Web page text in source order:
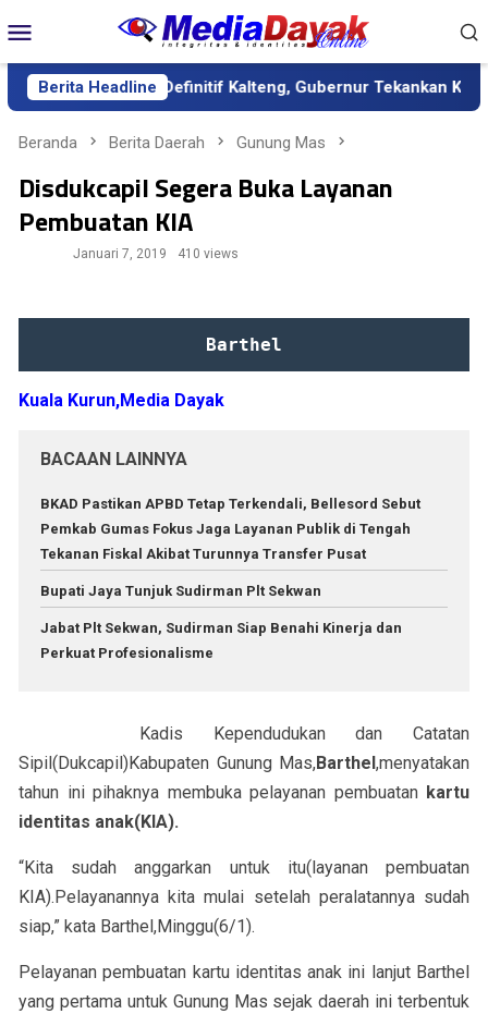
ke
kontenMobile
Berita Headline
Sekda Definitif Kalteng, Gubernur Tekankan Kerja
Beranda Berita Daerah Gunung Mas
Disdukcapil Segera Buka Layanan
Pembuatan KIA
Januari 7, 2019 410 views
Barthel
Kuala Kurun,Media Dayak
BACAAN LAINNYA
BKAD Pastikan APBD Tetap Terkendali, Bellesord Sebut
Pemkab Gumas Fokus Jaga Layanan Publik di Tengah
Tekanan Fiskal Akibat Turunnya Transfer Pusat
Bupati Jaya Tunjuk Sudirman Plt Sekwan
Jabat Plt Sekwan, Sudirman Siap Benahi Kinerja dan
Perkuat Profesionalisme
Kadis Kependudukan dan Catatan
Sipil(Dukcapil)Kabupaten Gunung Mas,Barthel,menyatakan
tahun ini pihaknya membuka pelayanan pembuatan kartu
identitas anak(KIA).
“Kita sudah anggarkan untuk itu(layanan pembuatan
KIA).Pelayanannya kita mulai setelah peralatannya sudah
siap,” kata Barthel,Minggu(6/1).
Pelayanan pembuatan kartu identitas anak ini lanjut Barthel
yang pertama untuk Gunung Mas sejak daerah ini terbentuk